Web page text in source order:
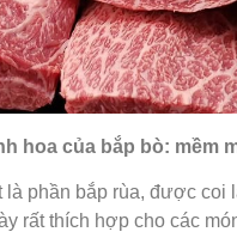
hoa của bắp bò: mềm
là phần bắp rùa, được coi
rất thích hợp cho các